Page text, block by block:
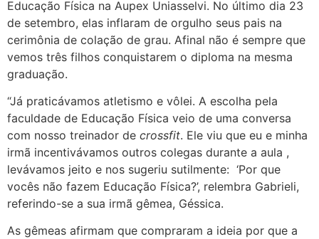
Educação Física na Aupex Uniasselvi. No último dia 23
de setembro, elas inflaram de orgulho seus pais na
cerimônia de colação de grau. Afinal não é sempre que
vemos três filhos conquistarem o diploma na mesma
graduação.
“Já praticávamos atletismo e vôlei. A escolha pela
faculdade de Educação Física veio de uma conversa
com nosso treinador de crossfit. Ele viu que eu e minha
irmã incentivávamos outros colegas durante a aula ,
levávamos jeito e nos sugeriu sutilmente: ‘Por que
vocês não fazem Educação Física?’, relembra Gabrieli,
referindo-se a sua irmã gêmea, Géssica.
As gêmeas afirmam que compraram a ideia por que a